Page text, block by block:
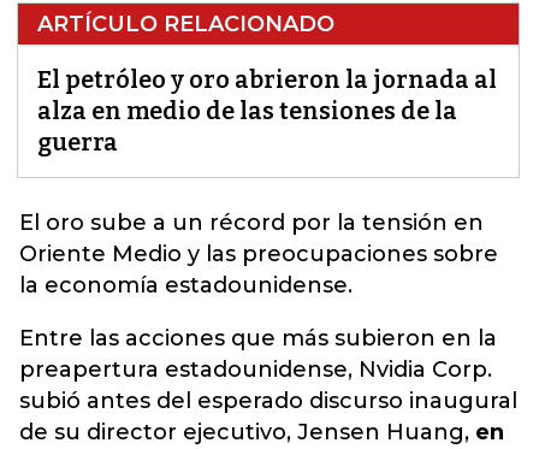
ARTÍCULO RELACIONADO
El petróleo y oro abrieron la jornada al
alza en medio de las tensiones de la
guerra
El oro sube a un récord por la tensión en
Oriente Medio y las preocupaciones sobre
la economía estadounidense.
Entre las acciones que más subieron en la
preapertura estadounidense, Nvidia Corp.
subió antes del esperado discurso inaugural
de su director ejecutivo, Jensen Huang, en